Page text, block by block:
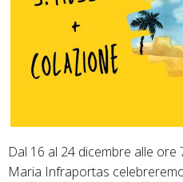
Dal 16 al 24 dicembre alle
Maria Infraportas